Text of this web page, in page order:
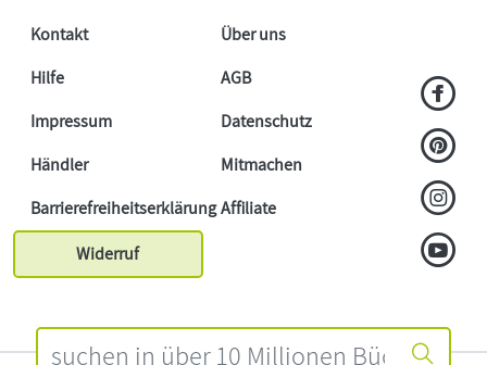
Kontakt
Über uns
Hilfe
AGB
Impressum
Datenschutz
Händler
Mitmachen
BarrierefreiheitserklärungAffiliate
Widerruf